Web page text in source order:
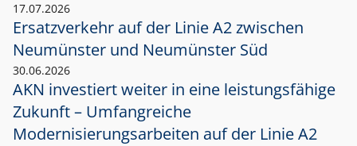
17.07.2026
Ersatzverkehr auf der Linie A2 zwischen
Neumünster und Neumünster Süd
30.06.2026
AKN investiert weiter in eine leistungsfähige
Zukunft – Umfangreiche
Modernisierungsarbeiten auf der Linie A2